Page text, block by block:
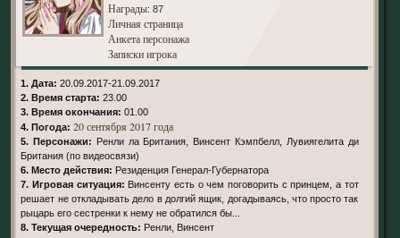
Награды: 87
Личная страница
Анкета персонажа
Записки игрока
1. Дата: 20.09.2017-21.09.2017
2. Время старта: 23.00
3. Время окончания: 01.00
4. Погода: 20 сентября 2017 года
5. Персонажи: Ренли ла Британия, Винсент Кэмпбелл, Лувиягелита ди
Британия (по видеосвязи)
6. Место действия: Резиденция Генерал-Губернатора
7. Игровая ситуация: Винсенту есть о чем поговорить с принцем, а тот
решает не откладывать дело в долгий ящик, догадываясь, что просто так
рыцарь его сестренки к нему не обратился бы...
8. Текущая очередность: Ренли, Винсент